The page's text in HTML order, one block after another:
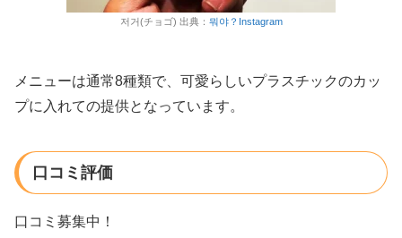
저거(チョゴ) 出典： 뭐야？Instagram
メニューは通常8種類で、可愛らしいプラスチックのカッ
プに入れての提供となっています。
口コミ評価
口コミ募集中！